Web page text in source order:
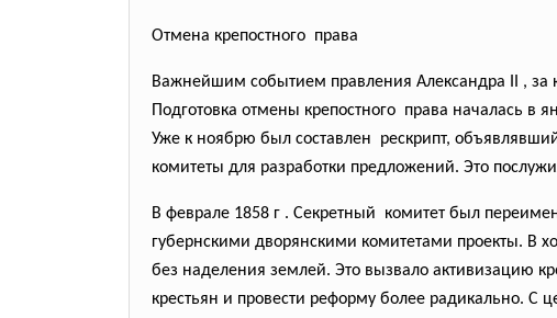
Отмена крепостного права
Важнейшим событием правления Александра II , за
Подготовка отмены крепостного права началась в
Уже к ноябрю был составлен рескрипт,
комитеты для разработки предложений. Это
В феврале 1858 г . Секретный комитет был
губернскими дворянскими комитетами проекты. В
без наделения землей. Это вызвало активизацию
крестьян и провести реформу более радикально. С